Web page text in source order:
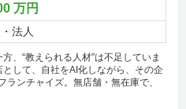
万円
法人
、“教えられる人材”は不足していま
して、自社をAI化しながら、その企
ンチャイズ。無店舗・無在庫で、